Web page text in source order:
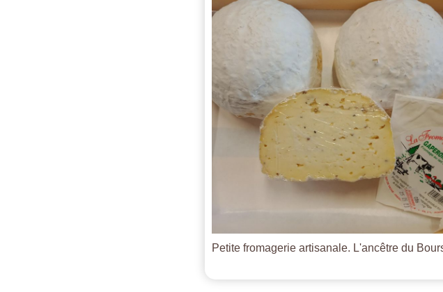
Petite fromagerie artisanale. L'ancêtre du